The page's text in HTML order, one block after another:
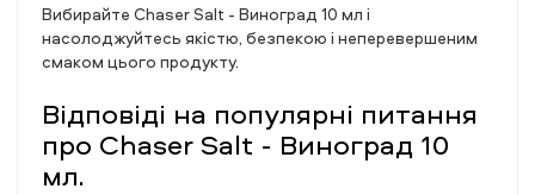
Вибирайте Chaser Salt - Виноград 10 мл і
насолоджуйтесь якістю, безпекою і неперевершеним
смаком цього продукту.
Відповіді на популярні питання
про Chaser Salt - Виноград 10
мл.